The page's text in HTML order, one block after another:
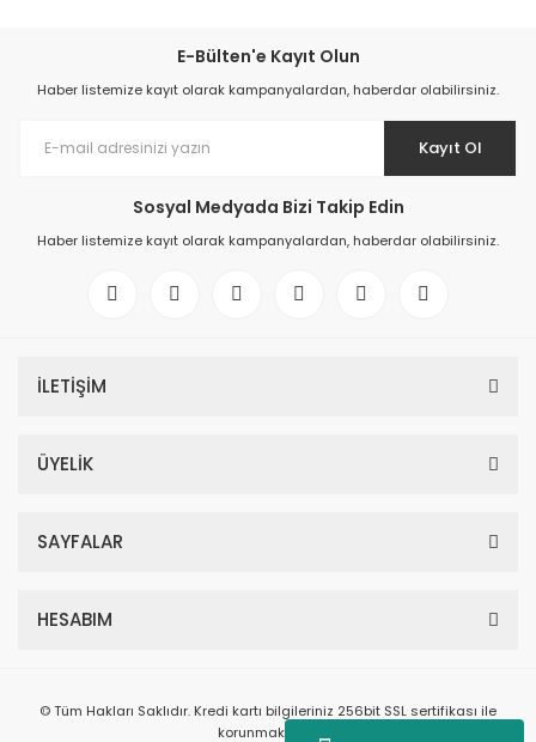
E-Bülten'e Kayıt Olun
Haber listemize kayıt olarak kampanyalardan, haberdar olabilirsiniz.
Kayıt Ol
Sosyal Medyada Bizi Takip Edin
Haber listemize kayıt olarak kampanyalardan, haberdar olabilirsiniz.
İLETİŞİM
ÜYELİK
SAYFALAR
HESABIM
© Tüm Hakları Saklıdır. Kredi kartı bilgileriniz 256bit SSL sertifikası ile
korunmaktadır.